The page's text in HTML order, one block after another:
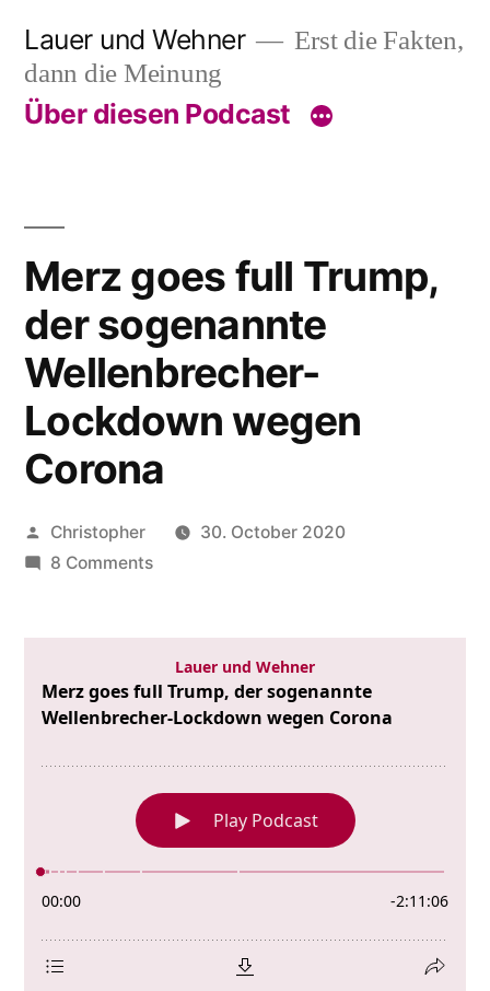
content
Lauer und Wehner
Erst die Fakten,
dann die Meinung
Über diesen Podcast
Merz goes full Trump,
der sogenannte
Wellenbrecher-
Lockdown wegen
Corona
Posted
by
Christopher
30. October 2020
8 Commentson
Trump,
der
Corona